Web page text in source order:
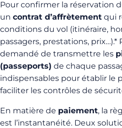
Pour confirmer la réservation
un contrat d’affrètement qui
conditions du vol (itinéraire,
passagers, prestations, prix…).*
demandé de transmettre les
(passeports) de chaque
indispensables pour établir le
faciliter les contrôles de
En matière de paiement, la
est l’instantanéité. Deux